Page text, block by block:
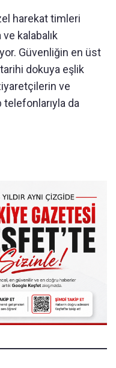
harekat timleri
ve kalabalık
Güvenliğin en üst
tarihi dokuya eşlik
ve
da